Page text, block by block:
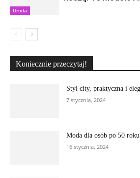
Uroda
Koniecznie przeczytaj!
Styl city, praktyczna i
7 stycznia, 2024
Moda dla osób po 50
16 stycznia, 2024